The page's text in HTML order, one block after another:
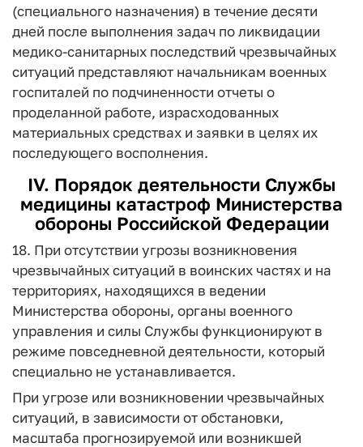
(специального назначения) в течение десяти
дней после выполнения задач по ликвидации
медико-санитарных последствий чрезвычайных
ситуаций представляют начальникам военных
госпиталей по подчиненности отчеты о
проделанной работе, израсходованных
материальных средствах и заявки в целях их
последующего восполнения.
IV. Порядок деятельности Службы
медицины катастроф Министерства
обороны Российской Федерации
18. При отсутствии угрозы возникновения
чрезвычайных ситуаций в воинских частях и на
территориях, находящихся в ведении
Министерства обороны, органы военного
управления и силы Службы функционируют в
режиме повседневной деятельности, который
специально не устанавливается.
При угрозе или возникновении чрезвычайных
ситуаций, в зависимости от обстановки,
масштаба прогнозируемой или возникшей